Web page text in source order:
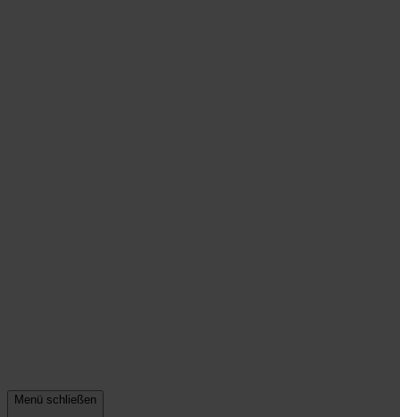
Menü schließen